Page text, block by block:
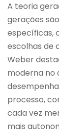
A teoria
gerações
específicas,
escolhas de
Weber
moderna no
processo,
cada vez
mais